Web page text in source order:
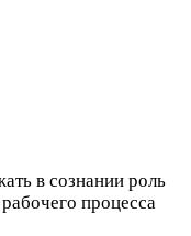
в сознании роль
процесса